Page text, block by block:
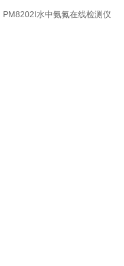
PM8202I水中氨氮在线检测仪